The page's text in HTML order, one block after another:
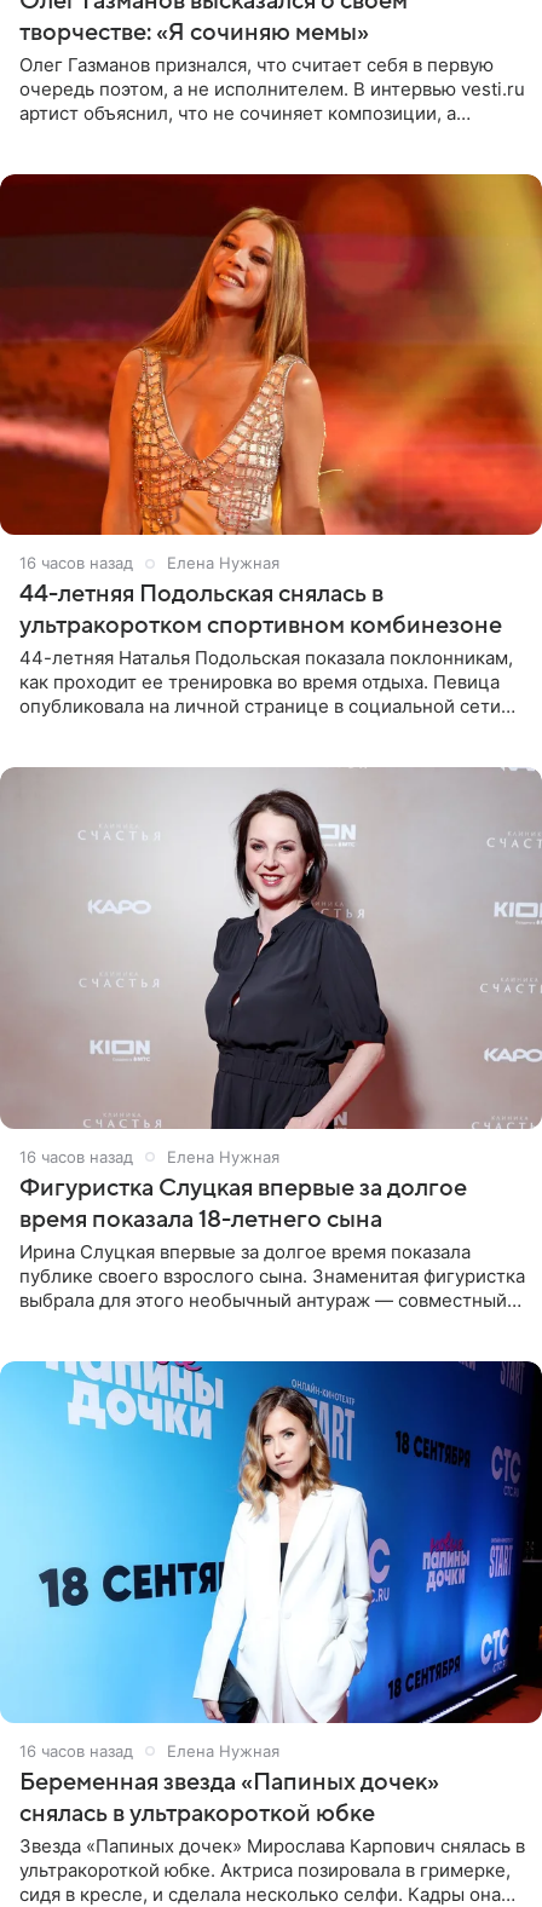
творчестве: «Я сочиняю мемы»
Олег Газманов признался, что считает себя в первую
очередь поэтом, а не исполнителем. В интервью vesti.ru
артист объяснил, что не сочиняет композиции, а
16 часов назад Елена Нужная
44-летняя Подольская снялась в
ультракоротком спортивном комбинезоне
44-летняя Наталья Подольская показала поклонникам,
как проходит ее тренировка во время отдыха. Певица
опубликовала на личной странице в социальной сети
16 часов назад Елена Нужная
Фигуристка Слуцкая впервые за долгое
время показала 18-летнего сына
Ирина Слуцкая впервые за долгое время показала
публике своего взрослого сына. Знаменитая фигуристка
выбрала для этого необычный антураж — совместный
16 часов назад Елена Нужная
Беременная звезда «Папиных дочек»
снялась в ультракороткой юбке
Звезда «Папиных дочек» Мирослава Карпович снялась в
ультракороткой юбке. Актриса позировала в гримерке,
сидя в кресле, и сделала несколько селфи. Кадры она